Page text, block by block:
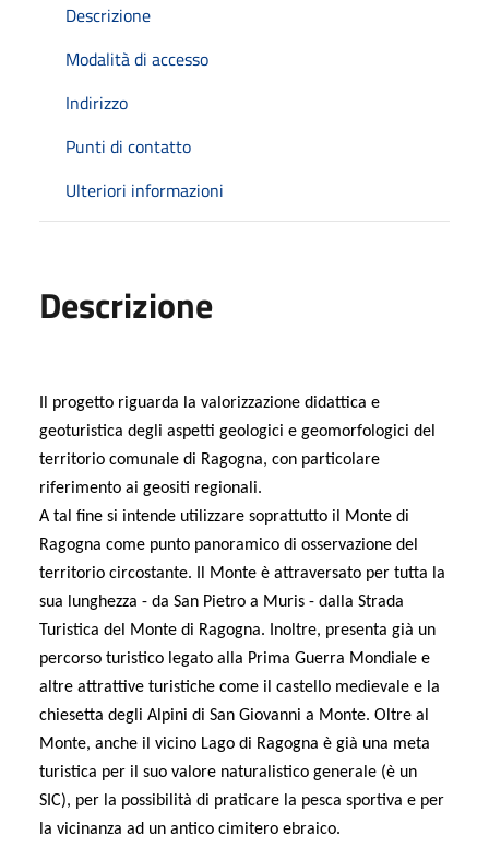
Descrizione
Modalità di accesso
Indirizzo
Punti di contatto
Ulteriori informazioni
Descrizione
Il progetto riguarda la valorizzazione didattica e
geoturistica degli aspetti geologici e geomorfologici del
territorio comunale di Ragogna, con particolare
riferimento ai geositi regionali.
A tal fine si intende utilizzare soprattutto il Monte di
Ragogna come punto panoramico di osservazione del
territorio circostante. Il Monte è attraversato per tutta la
sua lunghezza - da San Pietro a Muris - dalla Strada
Turistica del Monte di Ragogna. Inoltre, presenta già un
percorso turistico legato alla Prima Guerra Mondiale e
altre attrattive turistiche come il castello medievale e la
chiesetta degli Alpini di San Giovanni a Monte. Oltre al
Monte, anche il vicino Lago di Ragogna è già una meta
turistica per il suo valore naturalistico generale (è un
SIC), per la possibilità di praticare la pesca sportiva e per
la vicinanza ad un antico cimitero ebraico.